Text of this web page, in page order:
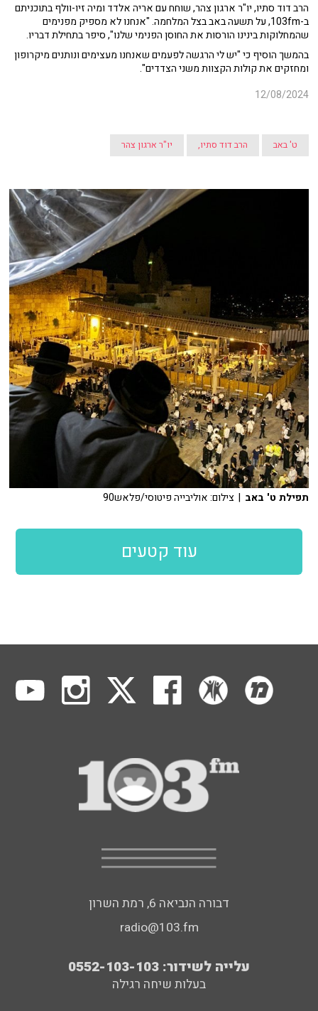
הרב דוד סתיו, יו"ר ארגון צהר, שוחח עם אריה אלדד ומיה זיו-וולף בתוכניתם
ב-103fm, על תשעה באב בצל המלחמה. "אנחנו לא מספיק מפנימים
שהמחלוקות בינינו הורסות את החוסן הפנימי שלנו", סיפר בתחילת דבריו.
בהמשך הוסיף כי "יש לי הרגשה לפעמים שאנחנו מעצימים ונותנים מיקרופון
ומחזקים את קולות הקצוות משני הצדדים".
12/08/2024
ט' באב הרב דוד סתיו, יו"ר ארגון צהר
תפילת ט' באב | צילום: אוליבייה פיטוסי/פלאש90
עוד קטעים
דבורה הנביאה 6, רמת השרון
radio@103.fm
עלייה לשידור: 0552-103-103
בעלות שיחה רגילה